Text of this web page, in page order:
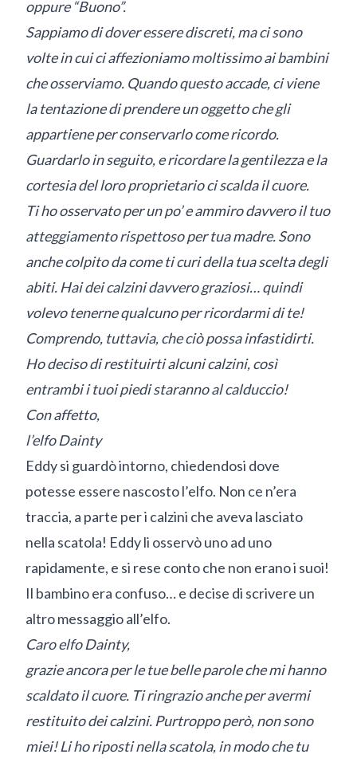
oppure “Buono”.
Sappiamo di dover essere discreti, ma ci sono
volte in cui ci affezioniamo moltissimo ai bambini
che osserviamo. Quando questo accade, ci viene
la tentazione di prendere un oggetto che gli
appartiene per conservarlo come ricordo.
Guardarlo in seguito, e ricordare la gentilezza e la
cortesia del loro proprietario ci scalda il cuore.
Ti ho osservato per un po’ e ammiro davvero il tuo
atteggiamento rispettoso per tua madre. Sono
anche colpito da come ti curi della tua scelta degli
abiti. Hai dei calzini davvero graziosi… quindi
volevo tenerne qualcuno per ricordarmi di te!
Comprendo, tuttavia, che ciò possa infastidirti.
Ho deciso di restituirti alcuni calzini, così
entrambi i tuoi piedi staranno al calduccio!
Con affetto,
l’elfo Dainty
Eddy si guardò intorno, chiedendosi dove
potesse essere nascosto l’elfo. Non ce n’era
traccia, a parte per i calzini che aveva lasciato
nella scatola! Eddy li osservò uno ad uno
rapidamente, e si rese conto che non erano i suoi!
Il bambino era confuso… e decise di scrivere un
altro messaggio all’elfo.
Caro elfo Dainty,
grazie ancora per le tue belle parole che mi hanno
scaldato il cuore. Ti ringrazio anche per avermi
restituito dei calzini. Purtroppo però, non sono
miei! Li ho riposti nella scatola, in modo che tu